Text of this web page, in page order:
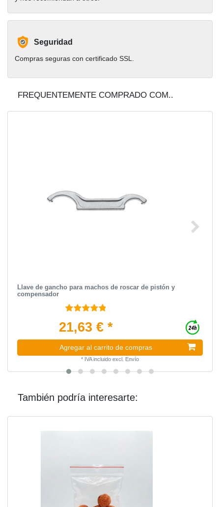
Seguridad
Compras seguras con certificado SSL.
FREQUENTEMENTE COMPRADO COM..
Llave de gancho para machos de roscar de pistón y
compensador
21,63 € *
Agregar al carrito de compras
* IVA incluido excl. Envío
También podría interesarte: